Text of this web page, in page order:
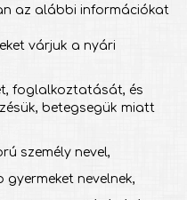
az alábbi információkat
várjuk a nyári
foglalkoztatását, és
betegsegük miatt
személy nevel,
nevelnek,